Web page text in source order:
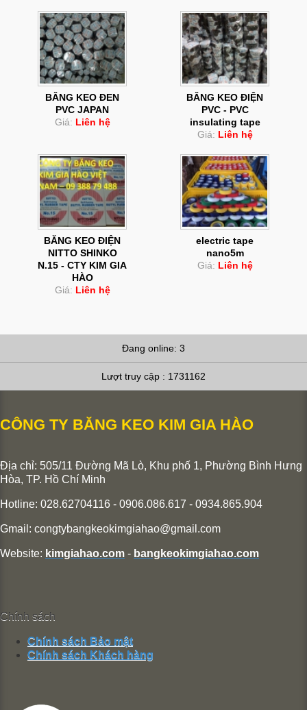
BĂNG KEO ĐEN
PVC JAPAN
Giá: Liên hệ
BĂNG KEO ĐIỆN
PVC - PVC
insulating tape
Giá: Liên hệ
BĂNG KEO ĐIỆN
NITTO SHINKO
N.15 - CTY KIM GIA
HÀO
Giá: Liên hệ
electric tape
nano5m
Giá: Liên hệ
Đang online: 3
Lượt truy cập : 1731162
CÔNG TY BĂNG KEO KIM GIA HÀO
Địa chỉ: 505/11 Đường Mã Lò, Khu phố 1, Phường Bình Hưng
Hòa, TP. Hồ Chí Minh
Hotline: 028.62704116 - 0906.086.617 - 0934.865.904
Gmail: congtybangkeokimgiahao@gmail.com
Website: kimgiahao.com - bangkeokimgiahao.com
Chính sách
Chính sách Bảo mật
Chính sách Khách hàng